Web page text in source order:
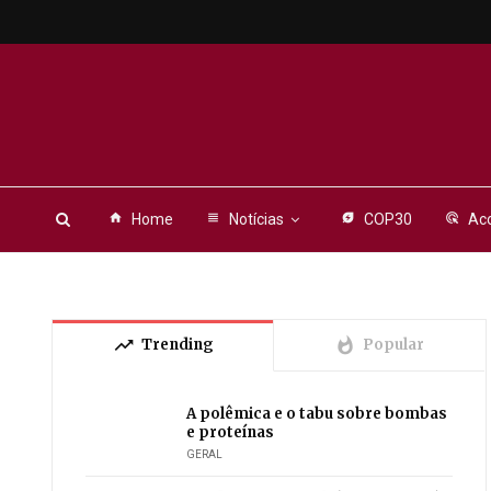
home Home view_headline Notícias energy_savings_leaf COP30 ads_click
trending_up Trending whatshot Popular
A polêmica e o tabu sobre bombas
e proteínas
GERAL